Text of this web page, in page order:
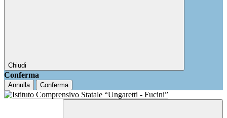
Chiudi
Conferma
Annulla Conferma